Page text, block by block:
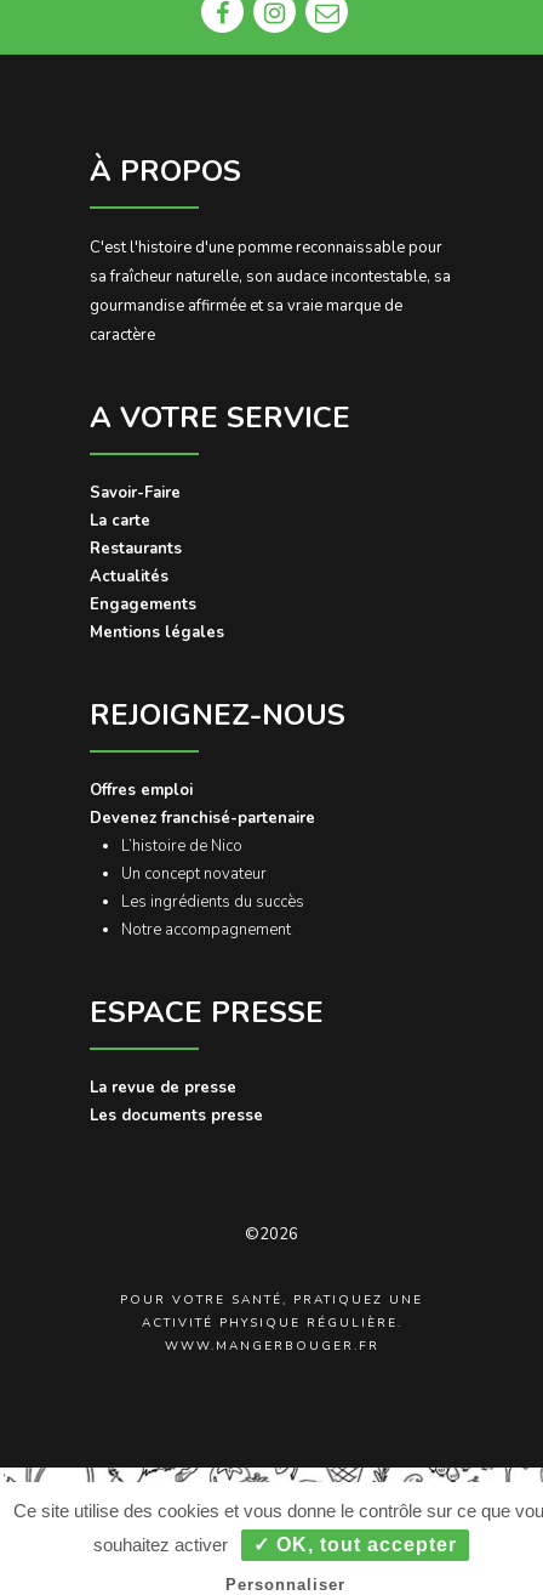
À PROPOS
C'est l'histoire d'une pomme reconnaissable pour
sa fraîcheur naturelle, son audace incontestable, sa
gourmandise affirmée et sa vraie marque de
caractère
A VOTRE SERVICE
Savoir-Faire
La carte
Restaurants
Actualités
Engagements
Mentions légales
REJOIGNEZ-NOUS
Offres emploi
Devenez franchisé-partenaire
L’histoire de Nico
Un concept novateur
Les ingrédients du succès
Notre accompagnement
ESPACE PRESSE
La revue de presse
Les documents presse
©2026
POUR VOTRE SANTÉ, PRATIQUEZ UNE
ACTIVITÉ PHYSIQUE RÉGULIÈRE.
WWW.MANGERBOUGER.FR
Ce site utilise des cookies et vous donne le contrôle sur ce que
souhaitez activer
✓ OK, tout accepter
Personnaliser